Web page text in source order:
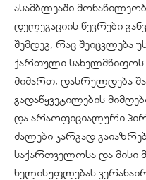
ასამბლეაში
დელეგაციის წევრები
შემდეგ, რაც
ქართული
მიმართ, დასრულდება
გადაწყვეტილების
და არაოფიციალური
ძალები კარგად
საქართველოსა და მისი
ხელისუფლებას